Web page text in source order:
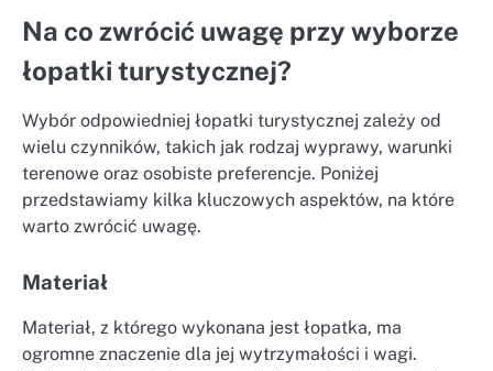
Na co zwrócić uwagę przy wyborze
łopatki turystycznej?
Wybór odpowiedniej łopatki turystycznej zależy od
wielu czynników, takich jak rodzaj wyprawy, warunki
terenowe oraz osobiste preferencje. Poniżej
przedstawiamy kilka kluczowych aspektów, na które
warto zwrócić uwagę.
Materiał
Materiał, z którego wykonana jest łopatka, ma
ogromne znaczenie dla jej wytrzymałości i wagi.